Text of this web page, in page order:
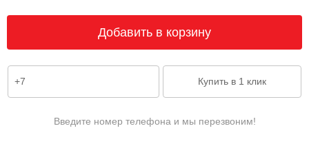
Введите номер телефона и мы перезвоним!